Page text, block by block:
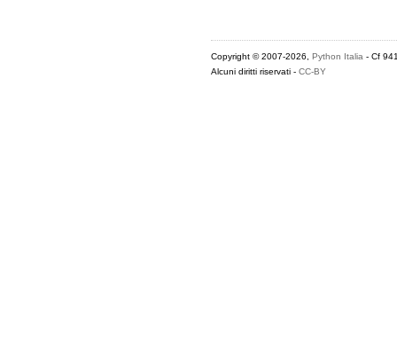
Copyright © 2007-2026, Python Italia- Cf
Alcuni diritti riservati - CC-BY